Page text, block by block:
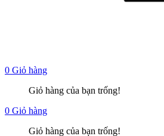
0 Giỏ hàng
Giỏ hàng của bạn trống!
0 Giỏ hàng
Giỏ hàng của bạn trống!